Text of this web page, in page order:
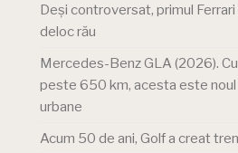
Deși controversat, primul
deloc rău
Mercedes-Benz GLA (2026).
peste 650 km, acesta este noul
urbane
Acum 50 de ani, Golf a creat